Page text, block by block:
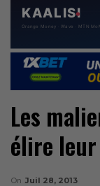
Les
élire
On Juil 28, 2013